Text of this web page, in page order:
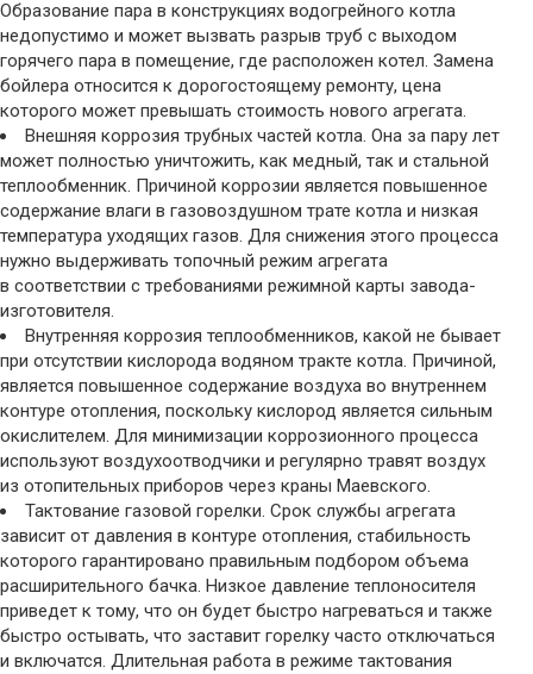
Образование пара в конструкциях водогрейного котла
недопустимо и может вызвать разрыв труб с выходом
горячего пара в помещение, где расположен котел. Замена
бойлера относится к дорогостоящему ремонту, цена
которого может превышать стоимость нового агрегата.
Внешняя коррозия трубных частей котла. Она за пару лет
может полностью уничтожить, как медный, так и стальной
теплообменник. Причиной коррозии является повышенное
содержание влаги в газовоздушном трате котла и низкая
температура уходящих газов. Для снижения этого процесса
нужно выдерживать топочный режим агрегата
в соответствии с требованиями режимной карты завода-
изготовителя.
Внутренняя коррозия теплообменников, какой не бывает
при отсутствии кислорода водяном тракте котла. Причиной,
является повышенное содержание воздуха во внутреннем
контуре отопления, поскольку кислород является сильным
окислителем. Для минимизации коррозионного процесса
используют воздухоотводчики и регулярно травят воздух
из отопительных приборов через краны Маевского.
Тактование газовой горелки. Срок службы агрегата
зависит от давления в контуре отопления, стабильность
которого гарантировано правильным подбором объема
расширительного бачка. Низкое давление теплоносителя
приведет к тому, что он будет быстро нагреваться и также
быстро остывать, что заставит горелку часто отключаться
и включатся. Длительная работа в режиме тактования